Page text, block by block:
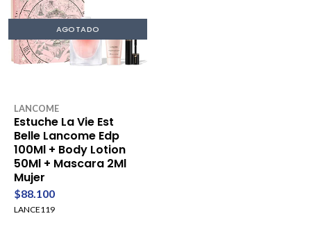
AGOTADO
LANCOME
Estuche La Vie Est
Belle Lancome Edp
100Ml + Body Lotion
50Ml + Mascara 2Ml
Mujer
$88.100
LANCE119